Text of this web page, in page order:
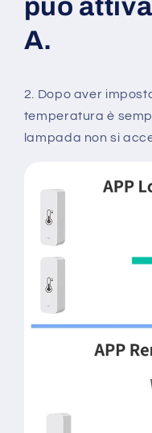
può
A.
2. Dopo aver
temperatura è
lampada non si